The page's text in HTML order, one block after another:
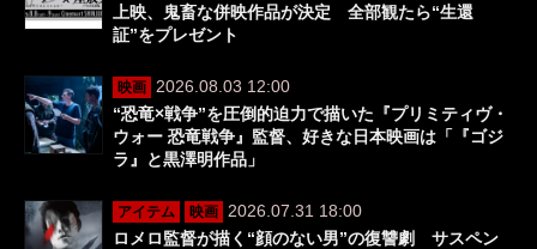
上映、鬼畜な併映作品が決定 全部観たら“生還
証”をプレゼント
映画
2026.08.03 12:00
“恐竜×戦争”を圧倒的迫力で描いた『プリミティヴ・
ウォー 恐竜戦争』監督、好きな日本映画は「『ゴジ
ラ』と黒澤明作品」
アイテム 映画
2026.07.31 18:00
ロメロ監督が描く“顔のない男”の復讐劇 サスペン